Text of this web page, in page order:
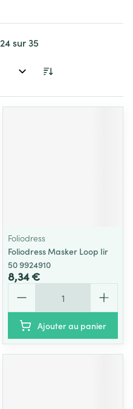
24sur35
Foliodress
Foliodress Masker Loop Iir
50 9924910
8,34 €
Ajouter au panier